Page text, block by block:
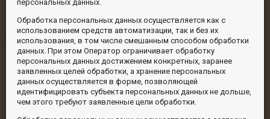
персональных данных.
Обработка персональных данных осуществляется как с
использованием средств автоматизации, так и без их
использования, в том числе смешанным способом обработки
данных. При этом Оператор ограничивает обработку
персональных данных достижением конкретных, заранее
заявленных целей обработки, а хранение персональных
данных осуществляется в форме, позволяющей
идентифицировать субъекта персональных данных не дольше,
чем этого требуют заявленные цели обработки.